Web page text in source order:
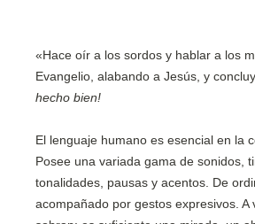
«Hace oír a los sordos y hablar a los
Evangelio, alabando a Jesús, y
hecho bien!
El lenguaje humano es esencial en la
Posee una variada gama de sonidos,
tonalidades, pausas y acentos. De
acompañado por gestos expresivos. A